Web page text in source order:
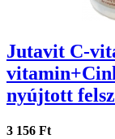
Jutavit C-
nyújtott
3 156 Ft